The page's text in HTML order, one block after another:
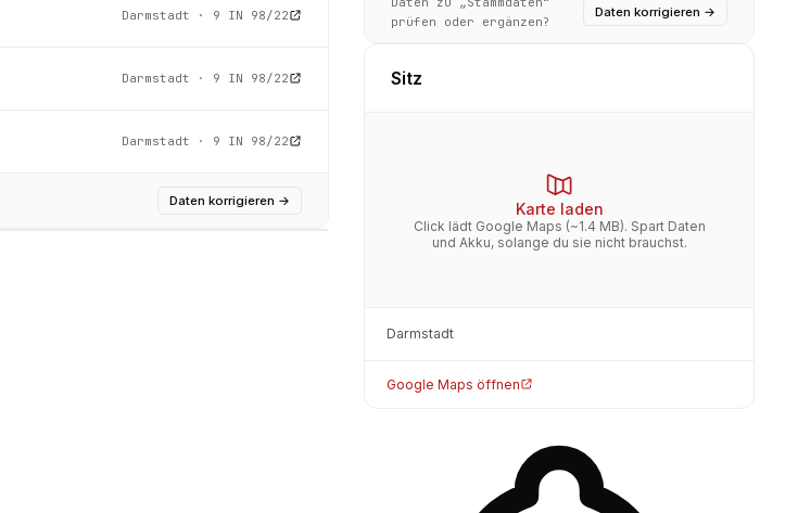
Darmstadt · 9 IN 98/22
Darmstadt · 9 IN 98/22
Darmstadt · 9 IN 98/22
Daten korrigieren →
prüfen oder ergänzen?
Daten korrigieren →
Sitz
Karte laden
Click lädt Google Maps (~1.4 MB). Spart Daten
und Akku, solange du sie nicht brauchst.
Darmstadt
Google Maps öffnen